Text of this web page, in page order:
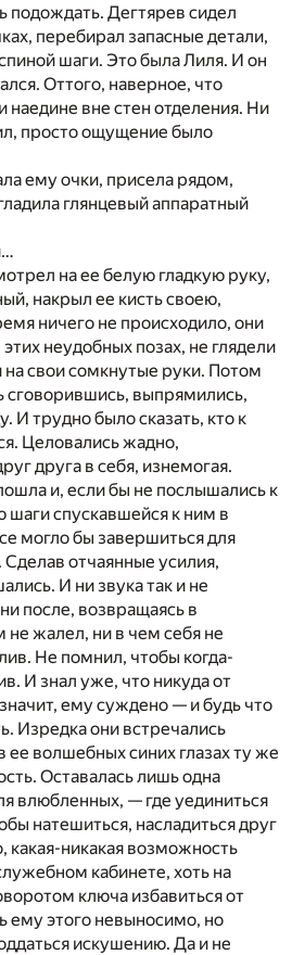
подождать. Дегтярев сидел
перебирал запасные детали,
шаги. Это была Лиля. И он
Оттого, наверное, что
наедине вне стен отделения. Ни
просто ощущение было
ему очки, присела рядом,
глянцевый аппаратный
на ее белую гладкую руку,
накрыл ее кисть своею,
ничего не происходило, они
неудобных позах, не глядели
на свои сомкнутые руки. Потом
сговорившись, выпрямились,
И трудно было сказать, кто к
Целовались жадно,
друга в себя, изнемогая.
и, если бы не послышались к
шаги спускавшейся к ним в
могло бы завершиться для
отчаянные усилия,
И ни звука так и не
после, возвращаясь в
не жалел, ни в чем себя не
Не помнил, чтобы когда-
И знал уже, что никуда от
ему суждено — и будь что
Изредка они встречались
ее волшебных синих глазах ту же
Оставалась лишь одна
влюбленных, — где уединиться
натешиться, насладиться друг
какая-никакая возможность
кабинете, хоть на
ключа избавиться от
ему этого невыносимо, но
искушению. Да и не